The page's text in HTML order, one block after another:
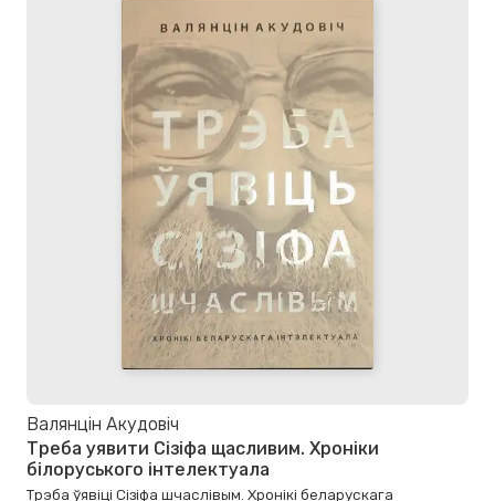
Валянцін Акудовіч
Треба уявити Сізіфа щасливим. Хроніки
білоруського інтелектуала
Трэба ўявіці Сізіфа шчаслівым. Хронікі беларускага